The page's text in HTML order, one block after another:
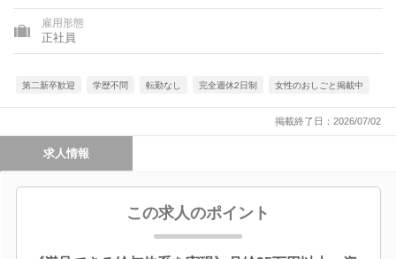
雇用形態
正社員
第二新卒歓迎 学歴不問 転勤なし 完全週休2日制 女性のおしごと掲載中
掲載終了日：2026/07/02
求人情報
この求人のポイント